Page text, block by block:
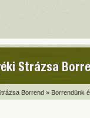
Strázsa
Borrend » Borrendünk